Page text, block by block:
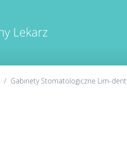
Gabinety Stomatologiczne Lim-dent